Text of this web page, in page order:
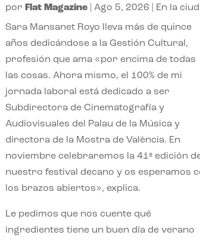
por Flat Magazine| Ago 5, 2026 En la
Sara Mansanet Royo lleva más de quince
años dedicándose a la Gestión Cultural,
profesión que ama «por encima de todas
las cosas. Ahora mismo, el 100% de mi
jornada laboral está dedicado a ser
Subdirectora de Cinematografía y
Audiovisuales del Palau de la Música y
directora de la Mostra de València. En
noviembre celebraremos la 41ª edición
nuestro festival decano y os esperamos
los brazos abiertos», explica.
Le pedimos que nos cuente qué
ingredientes tiene un buen día de verano